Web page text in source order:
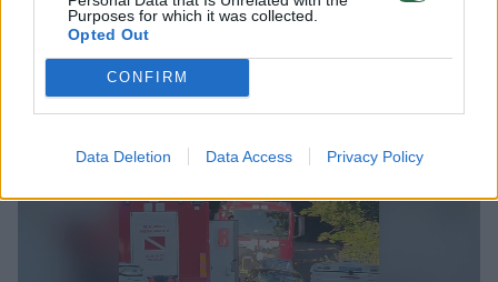
Purposes for which it was collected.
Opted Out
CONFIRM
Data Deletion Data Access Privacy Policy
Pamatykite filmuotą medžiagą: ištrauktas
į tvenkinį įskriejęs automobilis